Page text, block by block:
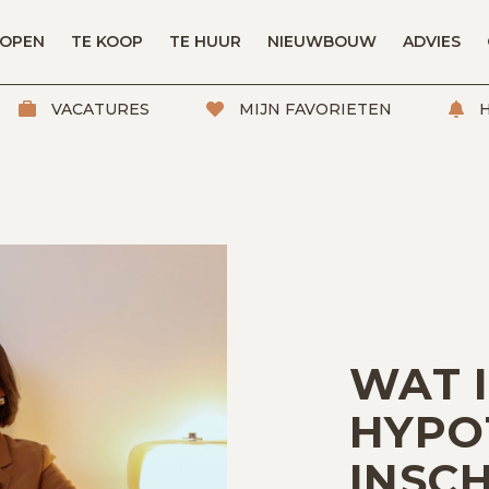
VACATURES MIJN FAVORIETEN
TE KOOP TE HUUR NIEUWBOUW ADVIES
WAT